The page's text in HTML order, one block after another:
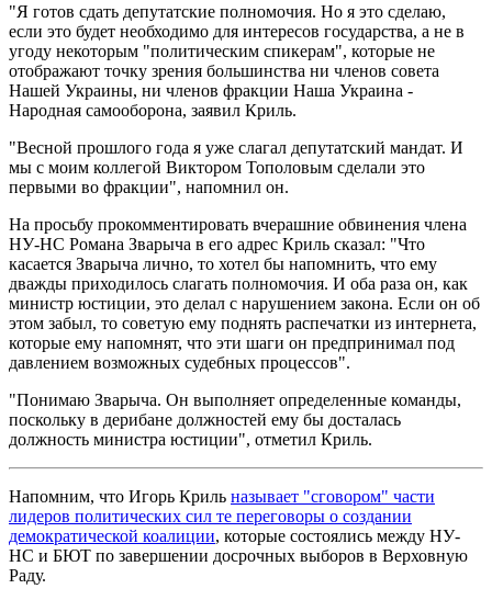
"Я готов сдать депутатские полномочия. Но я это сделаю,
если это будет необходимо для интересов государства, а не в
угоду некоторым "политическим спикерам", которые не
отображают точку зрения большинства ни членов совета
Нашей Украины, ни членов фракции Наша Украина -
Народная самооборона, заявил Криль.
"Весной прошлого года я уже слагал депутатский мандат. И
мы с моим коллегой Виктором Тополовым сделали это
первыми во фракции", напомнил он.
На просьбу прокомментировать вчерашние обвинения члена
НУ-НС Романа Зварыча в его адрес Криль сказал: "Что
касается Зварыча лично, то хотел бы напомнить, что ему
дважды приходилось слагать полномочия. И оба раза он, как
министр юстиции, это делал с нарушением закона. Если он об
этом забыл, то советую ему поднять распечатки из интернета,
которые ему напомнят, что эти шаги он предпринимал под
давлением возможных судебных процессов".
"Понимаю Зварыча. Он выполняет определенные команды,
поскольку в дерибане должностей ему бы досталась
должность министра юстиции", отметил Криль.
Напомним, что Игорь Криль называет "сговором" части
лидеров политических сил те переговоры о создании
демократической коалиции, которые состоялись между НУ-
НС и БЮТ по завершении досрочных выборов в Верховную
Раду.